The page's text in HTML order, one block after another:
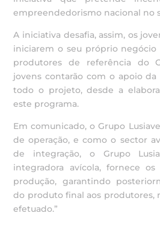
empreendedorismo nacional no
A iniciativa desafia, assim, os
iniciarem o seu próprio negócio
produtores de referência do
jovens contarão com o apoio
todo o projeto, desde a
este programa.
Em comunicado, o Grupo
de operação, e como o sector
de integração, o Grupo
integradora avícola, fornece
produção, garantindo
do produto final aos produtores,
efetuado.”